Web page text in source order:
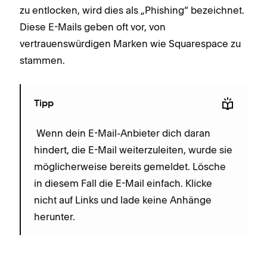
zu entlocken, wird dies als „Phishing“ bezeichnet.
Diese E-Mails geben oft vor, von
vertrauenswürdigen Marken wie Squarespace zu
stammen.
Tipp
Wenn dein E-Mail-Anbieter dich daran
hindert, die E-Mail weiterzuleiten, wurde sie
möglicherweise bereits gemeldet. Lösche
in diesem Fall die E-Mail einfach. Klicke
nicht auf Links und lade keine Anhänge
herunter.